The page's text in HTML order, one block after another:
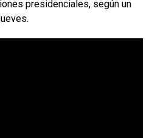
presidenciales, según un